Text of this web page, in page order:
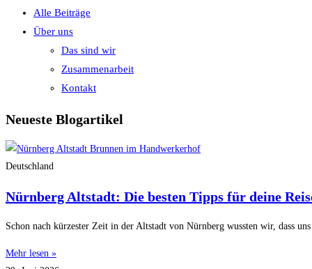
Alle Beiträge
Über uns
Das sind wir
Zusammenarbeit
Kontakt
Neueste Blogartikel
Deutschland
Nürnberg Altstadt: Die besten Tipps für deine
Schon nach kürzester Zeit in der Altstadt von Nürnberg wussten wir, dass
Mehr lesen »